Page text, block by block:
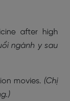
after high
ngành y sau
movies. (Chị